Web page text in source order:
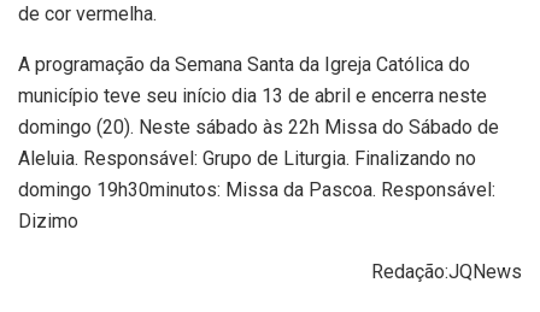
de cor vermelha.
A programação da Semana Santa da Igreja Católica do
município teve seu início dia 13 de abril e encerra neste
domingo (20). Neste sábado às 22h Missa do Sábado de
Aleluia. Responsável: Grupo de Liturgia. Finalizando no
domingo 19h30minutos: Missa da Pascoa. Responsável:
Dizimo
Redação:JQNews